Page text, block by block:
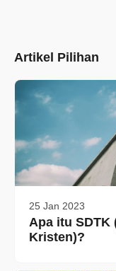
Artikel Pilihan
25 Jan 2023
Apa itu SDTK
Kristen)?